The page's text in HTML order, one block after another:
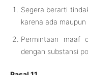
Segera berarti
karena ada
Permintaan maaf
dengan substansi